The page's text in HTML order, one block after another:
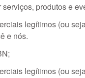
produtos e
legítimos (ou
e nós.
legítimos (ou